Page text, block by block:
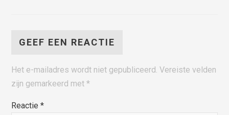
GEEF EEN REACTIE
Het e-mailadres wordt niet gepubliceerd. Vereiste velden
zijn gemarkeerd met*
Reactie*